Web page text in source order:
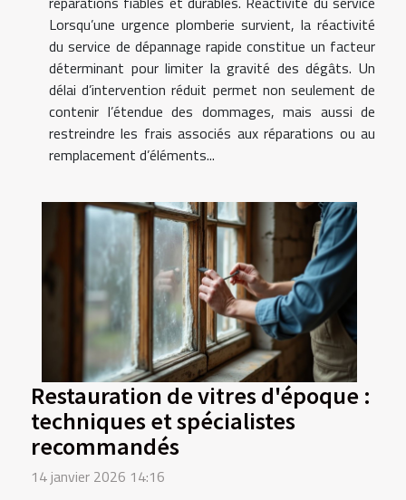
Lorsqu’une urgence plomberie survient, la réactivité
du service de dépannage rapide constitue un facteur
déterminant pour limiter la gravité des dégâts. Un
délai d’intervention réduit permet non seulement de
contenir l’étendue des dommages, mais aussi de
restreindre les frais associés aux réparations ou au
remplacement d’éléments...
Restauration de vitres d'époque :
techniques et spécialistes
recommandés
14 janvier 2026 14:16